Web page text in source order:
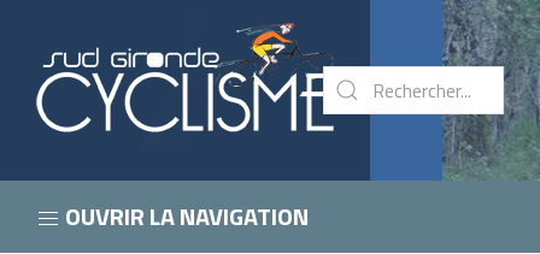
OUVRIR LA NAVIGATION